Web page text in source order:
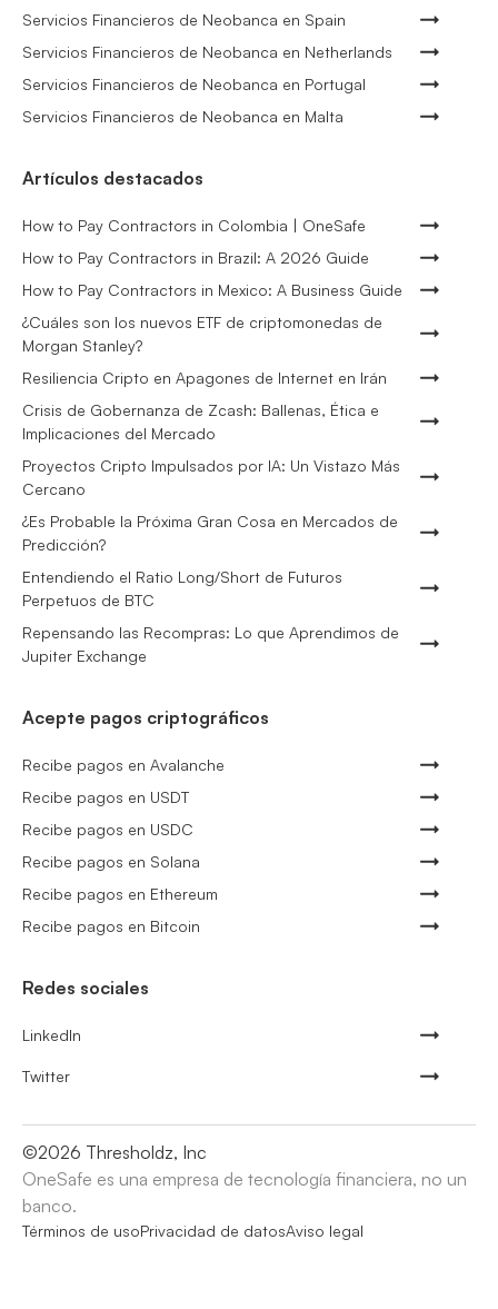
Servicios Financieros de Neobanca en Spain
Servicios Financieros de Neobanca en Netherlands
Servicios Financieros de Neobanca en Portugal
Servicios Financieros de Neobanca en Malta
Artículos destacados
How to Pay Contractors in Colombia | OneSafe
How to Pay Contractors in Brazil: A 2026 Guide
How to Pay Contractors in Mexico: A Business Guide
¿Cuáles son los nuevos ETF de criptomonedas de
Morgan Stanley?
Resiliencia Cripto en Apagones de Internet en Irán
Crisis de Gobernanza de Zcash: Ballenas, Ética e
Implicaciones del Mercado
Proyectos Cripto Impulsados por IA: Un Vistazo Más
Cercano
¿Es Probable la Próxima Gran Cosa en Mercados de
Predicción?
Entendiendo el Ratio Long/Short de Futuros
Perpetuos de BTC
Repensando las Recompras: Lo que Aprendimos de
Jupiter Exchange
Acepte pagos criptográficos
Recibe pagos en Avalanche
Recibe pagos en USDT
Recibe pagos en USDC
Recibe pagos en Solana
Recibe pagos en Ethereum
Recibe pagos en Bitcoin
Redes sociales
LinkedIn
Twitter
©2026 Thresholdz, Inc
OneSafe es una empresa de tecnología financiera, no un
banco.
Términos de usoPrivacidad de datosAviso legal